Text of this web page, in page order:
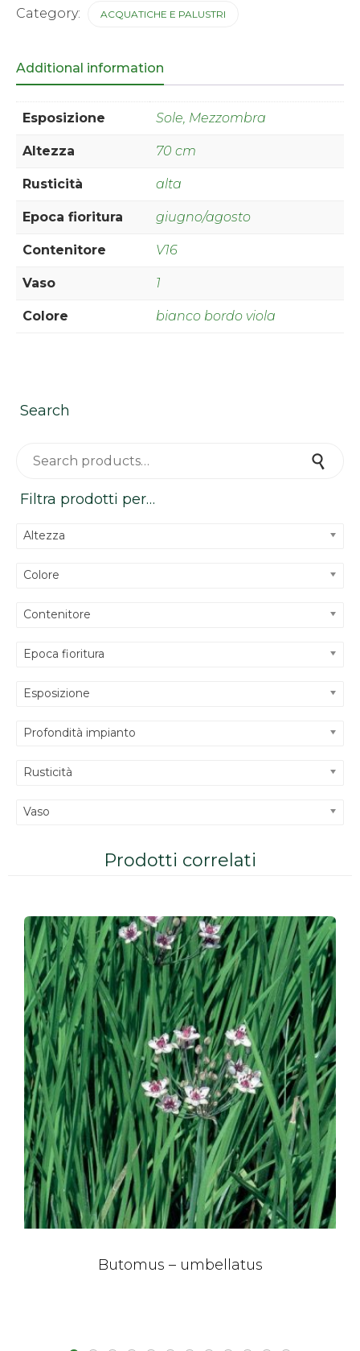
Category:
ACQUATICHE E PALUSTRI
Additional information
Esposizione Sole, Mezzombra
Altezza 70 cm
Rusticità alta
Epoca fioritura giugno/agosto
Contenitore V16
Vaso 1
Colore bianco bordo viola
Search
Filtra prodotti per…
Altezza
Colore
Contenitore
Epoca fioritura
Esposizione
Profondità impianto
Rusticità
Vaso
Prodotti correlati
Butomus – umbellatus